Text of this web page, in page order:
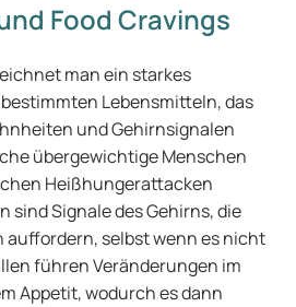
Food Cravings
man ein starkes
Lebensmitteln, das
und Gehirnsignalen
übergewichtige Menschen
Heißhungerattacken
sind Signale des Gehirns, die
auffordern, selbst wenn es nicht
führen Veränderungen im
Appetit, wodurch es dann